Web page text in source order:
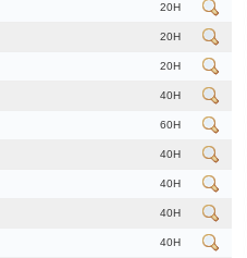
20H
20H
20H
40H
60H
40H
40H
40H
40H